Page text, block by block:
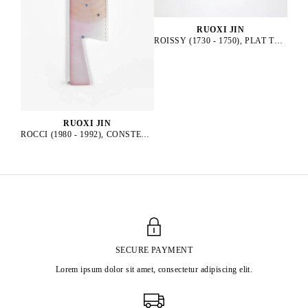
RUOXI JIN
ROCCI (1980 - 1992), CONSTELLATION, 2025
RUOXI JIN
ROISSY (1730 - 1750), PLAT TRADITIONNEL, 2025
SECURE PAYMENT
Lorem ipsum dolor sit amet, consectetur adipiscing elit.